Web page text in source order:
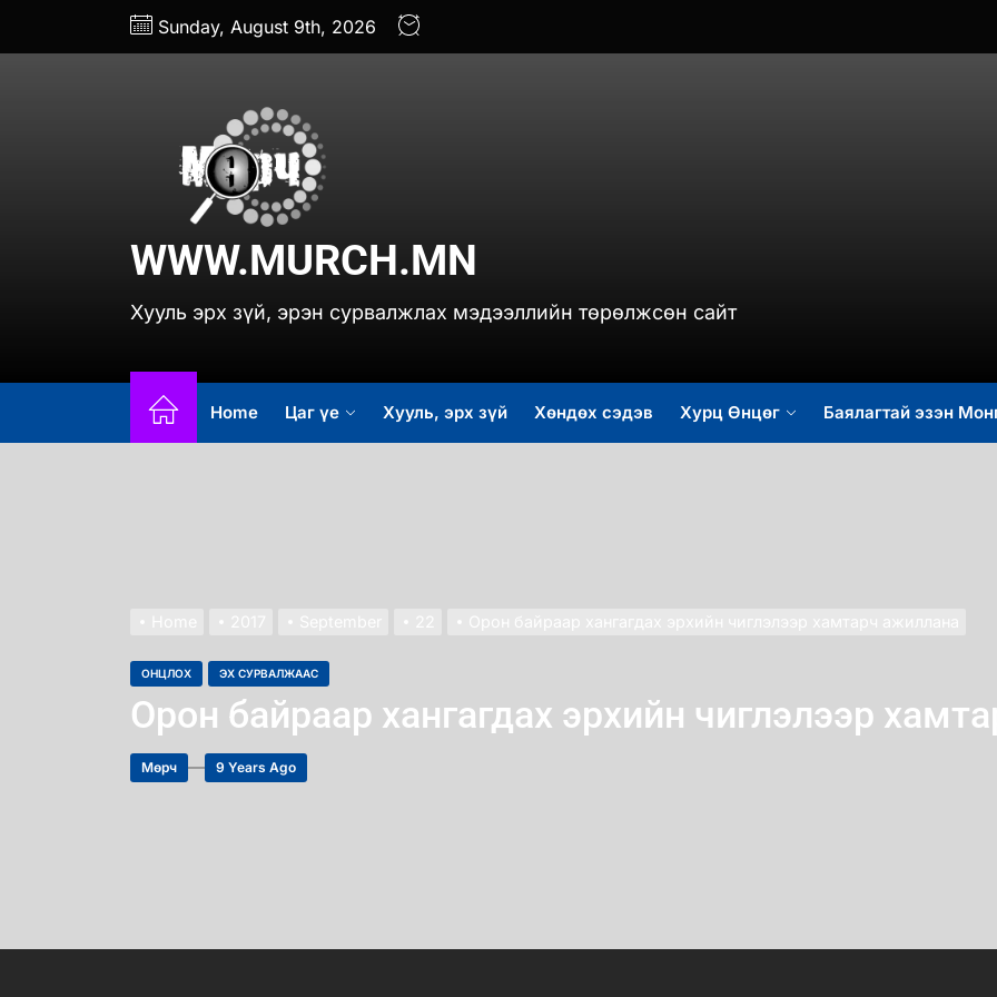
Sunday, August 9th, 2026
WWW.MURCH.MN
Хууль эрх зүй, эрэн сурвалжлах мэдээллийн төрөлжсөн сайт
Home Цаг үе Хууль, эрх зүй Хөндөх сэдэв Хурц Өнцөг Баялагтай эзэн
ОНЦЛОХ ЭХ СУРВАЛЖААС
Орон байраар хангагдах эрхийн чиглэлээр
Мөрч 9 Years Ago